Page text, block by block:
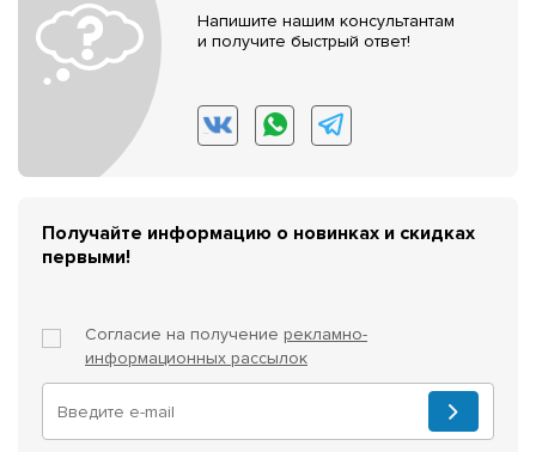
Напишите нашим консультантам
и получите быстрый ответ!
Получайте информацию о новинках и скидках
первыми!
Согласие на получение рекламно-
информационных рассылок